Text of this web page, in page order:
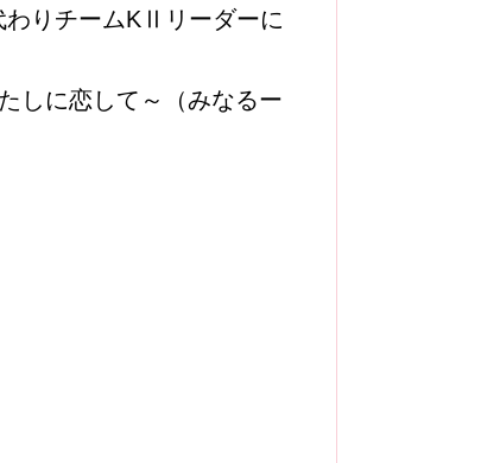
わりチームKⅡリーダーに
しに恋して～（みなるー